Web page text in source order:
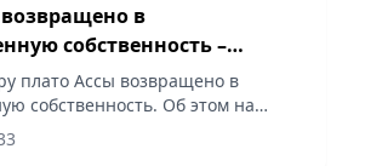
в
собственность –
плато Ассы возвращено в
собственность. Об этом на
в соцсети написал депутат
по земельным вопросам